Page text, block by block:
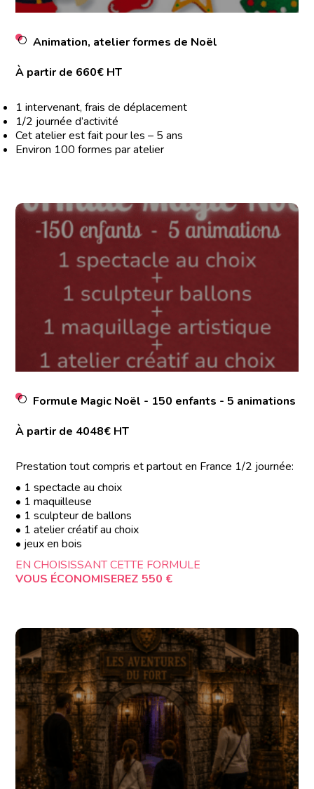
Animation, atelier formes de Noël
À partir de 660€ HT
1 intervenant, frais de déplacement
1/2 journée d’activité
Cet atelier est fait pour les – 5 ans
Environ 100 formes par atelier
Formule Magic Noël - 150 enfants - 5 animations
À partir de 4048€ HT
Prestation tout compris et partout en France 1/2 journée:
• 1 spectacle au choix
• 1 maquilleuse
• 1 sculpteur de ballons
• 1 atelier créatif au choix
• jeux en bois
EN CHOISISSANT CETTE FORMULE
VOUS ÉCONOMISEREZ 550 €